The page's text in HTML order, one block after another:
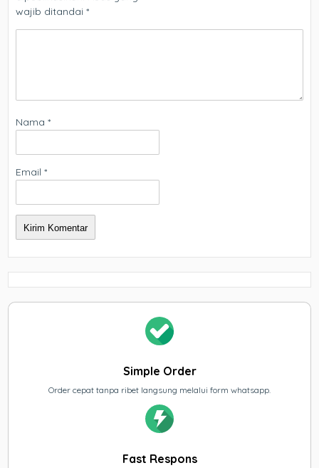
wajib ditandai*
Nama*
Email*
Simple Order
Order cepat tanpa ribet langsung melalui form whatsapp.
Fast Respons